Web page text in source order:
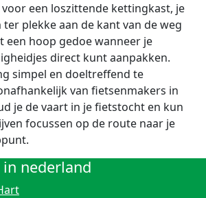
een loszittende kettingkast, je
plekke aan de kant van de weg
een hoop gedoe wanneer je
direct kunt aanpakken.
simpel en doeltreffend te
van fietsenmakers in
je de vaart in je fietstocht en kun
focussen op de route naar je
in nederland